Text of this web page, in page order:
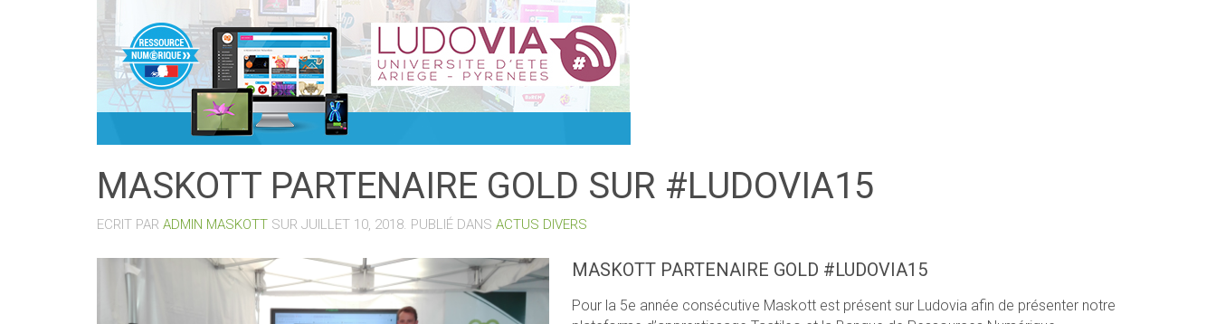
MASKOTT PARTENAIRE GOLD SUR #LUDOVIA15
ECRIT PAR ADMIN MASKOTT SUR JUILLET 10, 2018. PUBLIÉ DANS ACTUS DIVERS
MASKOTT PARTENAIRE GOLD #LUDOVIA15
Pour la 5e année consécutive Maskott est présent sur Ludovia afin de présenter notre